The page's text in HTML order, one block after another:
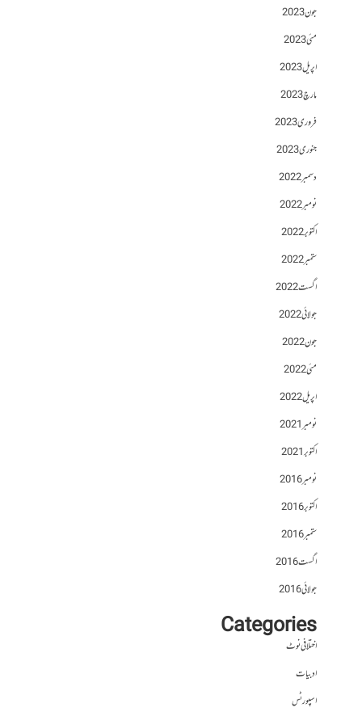
جون 2023
مئی 2023
اپریل 2023
مارچ 2023
فروری 2023
جنوری 2023
دسمبر 2022
نومبر 2022
اکتوبر 2022
ستمبر 2022
اگست 2022
جولائی 2022
جون 2022
مئی 2022
اپریل 2022
نومبر 2021
اکتوبر 2021
نومبر 2016
اکتوبر 2016
ستمبر 2016
اگست 2016
جولائی 2016
Categories
اختلافی نوٹ
ادبیات
اسپورٹس